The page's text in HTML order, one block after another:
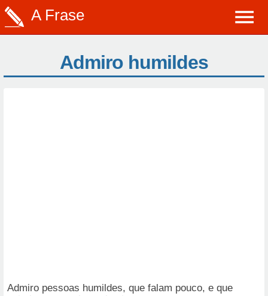
A Frase
Admiro humildes
Admiro pessoas humildes, que falam pouco, e que